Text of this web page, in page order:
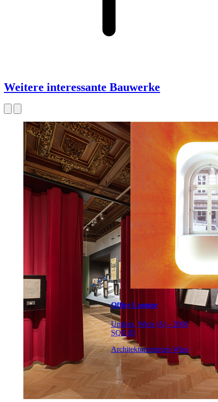
Weitere interessante Bauwerke
Office Lounge
Umbau, Wien (A) - 2000
SQUID
Architekturzentrum Wien